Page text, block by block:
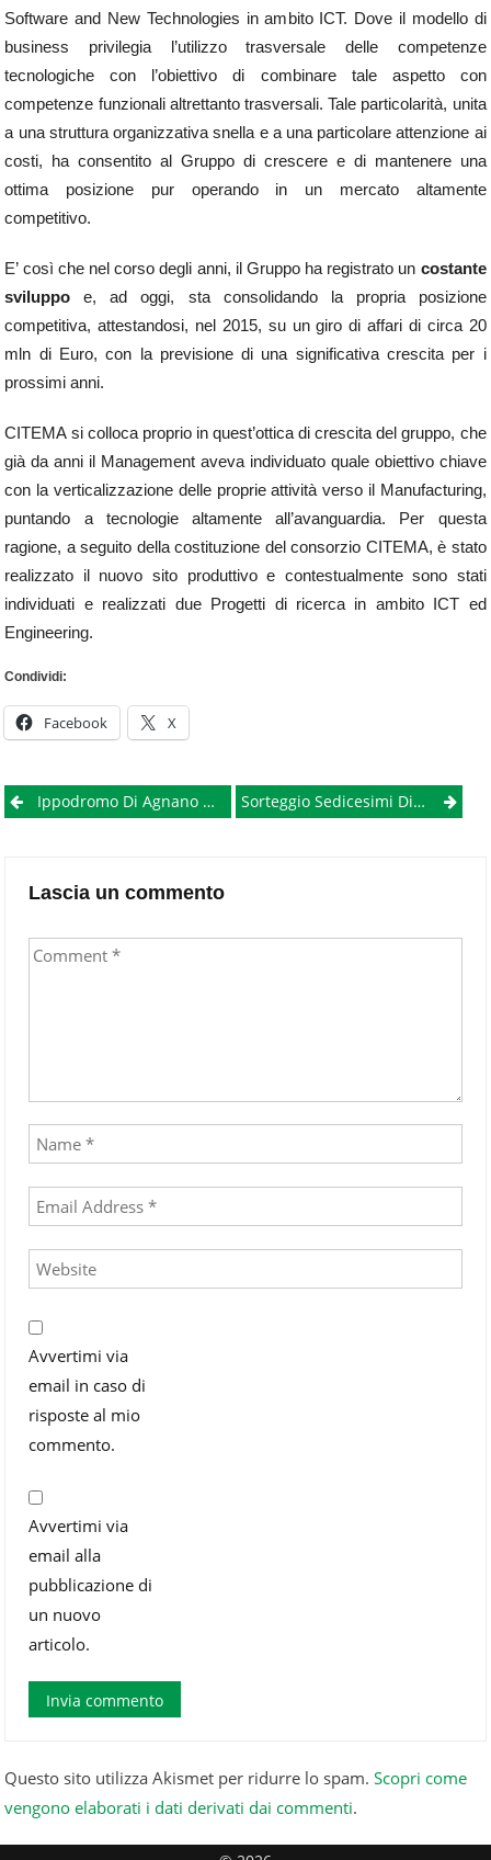
Software and New Technologies in ambito ICT. Dove il modello di
business privilegia l’utilizzo trasversale delle competenze
tecnologiche con l’obiettivo di combinare tale aspetto con
competenze funzionali altrettanto trasversali. Tale particolarità, unita
a una struttura organizzativa snella e a una particolare attenzione ai
costi, ha consentito al Gruppo di crescere e di mantenere una
ottima posizione pur operando in un mercato altamente
competitivo.
E’ così che nel corso degli anni, il Gruppo ha registrato un costante
sviluppo e, ad oggi, sta consolidando la propria posizione
competitiva, attestandosi, nel 2015, su un giro di affari di circa 20
mln di Euro, con la previsione di una significativa crescita per i
prossimi anni.
CITEMA si colloca proprio in quest’ottica di crescita del gruppo, che
già da anni il Management aveva individuato quale obiettivo chiave
con la verticalizzazione delle proprie attività verso il Manufacturing,
puntando a tecnologie altamente all’avanguardia. Per questa
ragione, a seguito della costituzione del consorzio CITEMA, è stato
realizzato il nuovo sito produttivo e contestualmente sono stati
individuati e realizzati due Progetti di ricerca in ambito ICT ed
Engineering.
Condividi:
Facebook X
PostIppodromo Di Agnano Non Garantisce L’apertura Dell’impianto, 76 Lettere Di Licenziamento Sorteggio Sedicesimi Di Europa League: Il Napoli Affronterà Il Villareal
Lascia un commento
Avvertimi via
email in caso di
risposte al mio
commento.
Avvertimi via
email alla
pubblicazione di
un nuovo
articolo.
Questo sito utilizza Akismet per ridurre lo spam.Scopri come
vengono elaborati i dati derivati dai commenti.